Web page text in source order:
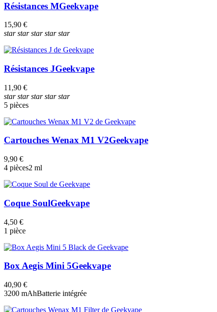
Résistances MGeekvape
15,90 €
starstarstarstarstar
Résistances JGeekvape
11,90 €
starstarstarstarstar
5 pièces
Cartouches Wenax M1 V2Geekvape
9,90 €
4 pièces2 ml
Coque SoulGeekvape
4,50 €
1 pièce
Box Aegis Mini 5Geekvape
40,90 €
3200 mAhBatterie intégrée